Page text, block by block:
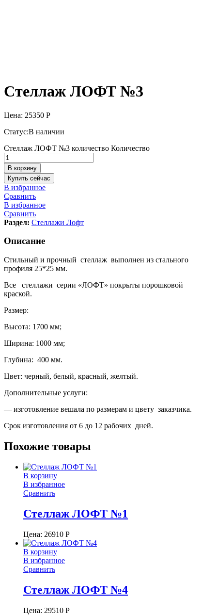
Стеллаж ЛОФТ №3
Цена: 25350 Р
Статус:В наличии
Стеллаж ЛОФТ №3 количество Количество
В корзину
Купить сейчас
В избранное
Сравнить
В избранное
Сравнить
Раздел: Стеллажи Лофт
Описание
Стильный и прочный стеллаж выполнен из стального
профиля 25*25 мм.
Все стеллажи серии «ЛОФТ» покрыты порошковой
краской.
Размер:
Высота: 1700 мм;
Ширина: 1000 мм;
Глубина: 400 мм.
Цвет: черный, белый, красный, желтый.
Дополнительные услуги:
— изготовление вешала по размерам и цвету заказчика.
Срок изготовления от 6 до 12 рабочих дней.
Похожие товары
В корзину
В избранное
Сравнить
Стеллаж ЛОФТ №1
Цена: 26910 Р
В корзину
В избранное
Сравнить
Стеллаж ЛОФТ №4
Цена: 29510 Р